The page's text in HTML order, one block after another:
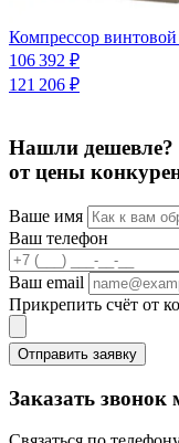
Компрессор
106 392 ₽
121 206 ₽
Нашли дешевле?
от цены
Ваше имя
Ваш телефон
Ваш email
Прикрепить счёт от
Отправить заявку
Заказать звонок